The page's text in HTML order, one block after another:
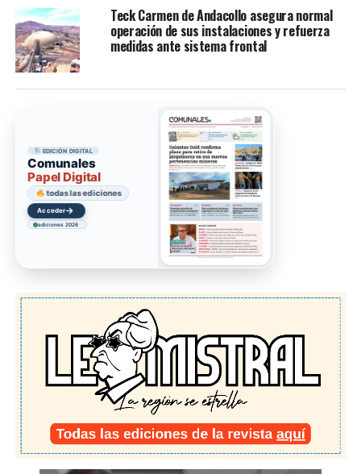
Teck Carmen de Andacollo asegura normal
operación de sus instalaciones y refuerza
medidas ante sistema frontal
EDICIÓN DIGITAL
Comunales
Papel Digital
todas las ediciones
Acceder→
ediciones 2026